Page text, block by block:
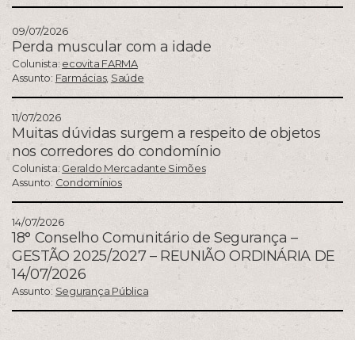
09/07/2026
Perda muscular com a idade
Colunista: ecovita FARMA
Assunto: Farmácias, Saúde
11/07/2026
Muitas dúvidas surgem a respeito de objetos
nos corredores do condomínio
Colunista: Geraldo Mercadante Simões
Assunto: Condomínios
14/07/2026
18° Conselho Comunitário de Segurança –
GESTÃO 2025/2027 – REUNIÃO ORDINÁRIA DE
14/07/2026
Assunto: Segurança Pública